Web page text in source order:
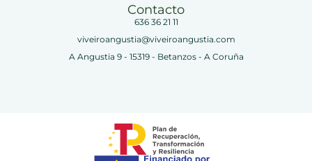
Contacto
636 36 21 11
viveiroangustia@viveiroangustia.com
A Angustia 9 - 15319 - Betanzos - A Coruña